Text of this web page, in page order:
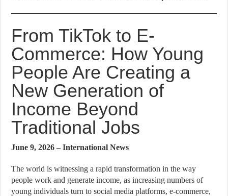
From TikTok to E-
Commerce: How Young
People Are Creating a
New Generation of
Income Beyond
Traditional Jobs
June 9, 2026 – International News
The world is witnessing a rapid transformation in the way
people work and generate income, as increasing numbers of
young individuals turn to social media platforms, e-commerce,